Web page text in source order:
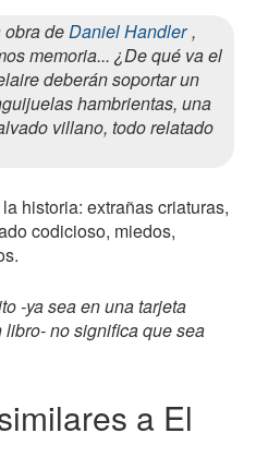
obra deDaniel Handler ,
memoria... ¿De qué va el
deberán soportar un
hambrientas, una
villano, todo relatado
historia: extrañas criaturas,
codicioso, miedos,
-ya sea en una tarjeta
no significa que sea
a El